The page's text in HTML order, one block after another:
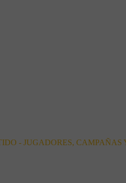
- JUGADORES, CAMPAÑAS